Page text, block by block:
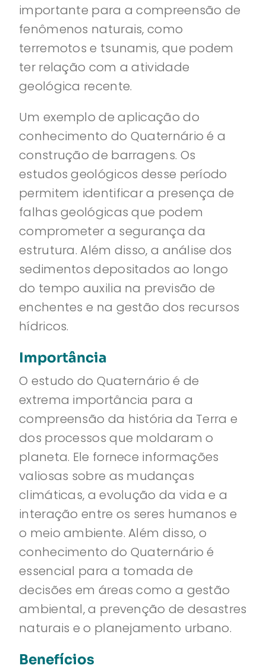
importante para a compreensão de
fenômenos naturais, como
terremotos e tsunamis, que podem
ter relação com a atividade
geológica recente.
Um exemplo de aplicação do
conhecimento do Quaternário é a
construção de barragens. Os
estudos geológicos desse período
permitem identificar a presença de
falhas geológicas que podem
comprometer a segurança da
estrutura. Além disso, a análise dos
sedimentos depositados ao longo
do tempo auxilia na previsão de
enchentes e na gestão dos recursos
hídricos.
Importância
O estudo do Quaternário é de
extrema importância para a
compreensão da história da Terra e
dos processos que moldaram o
planeta. Ele fornece informações
valiosas sobre as mudanças
climáticas, a evolução da vida e a
interação entre os seres humanos e
o meio ambiente. Além disso, o
conhecimento do Quaternário é
essencial para a tomada de
decisões em áreas como a gestão
ambiental, a prevenção de desastres
naturais e o planejamento urbano.
Benefícios